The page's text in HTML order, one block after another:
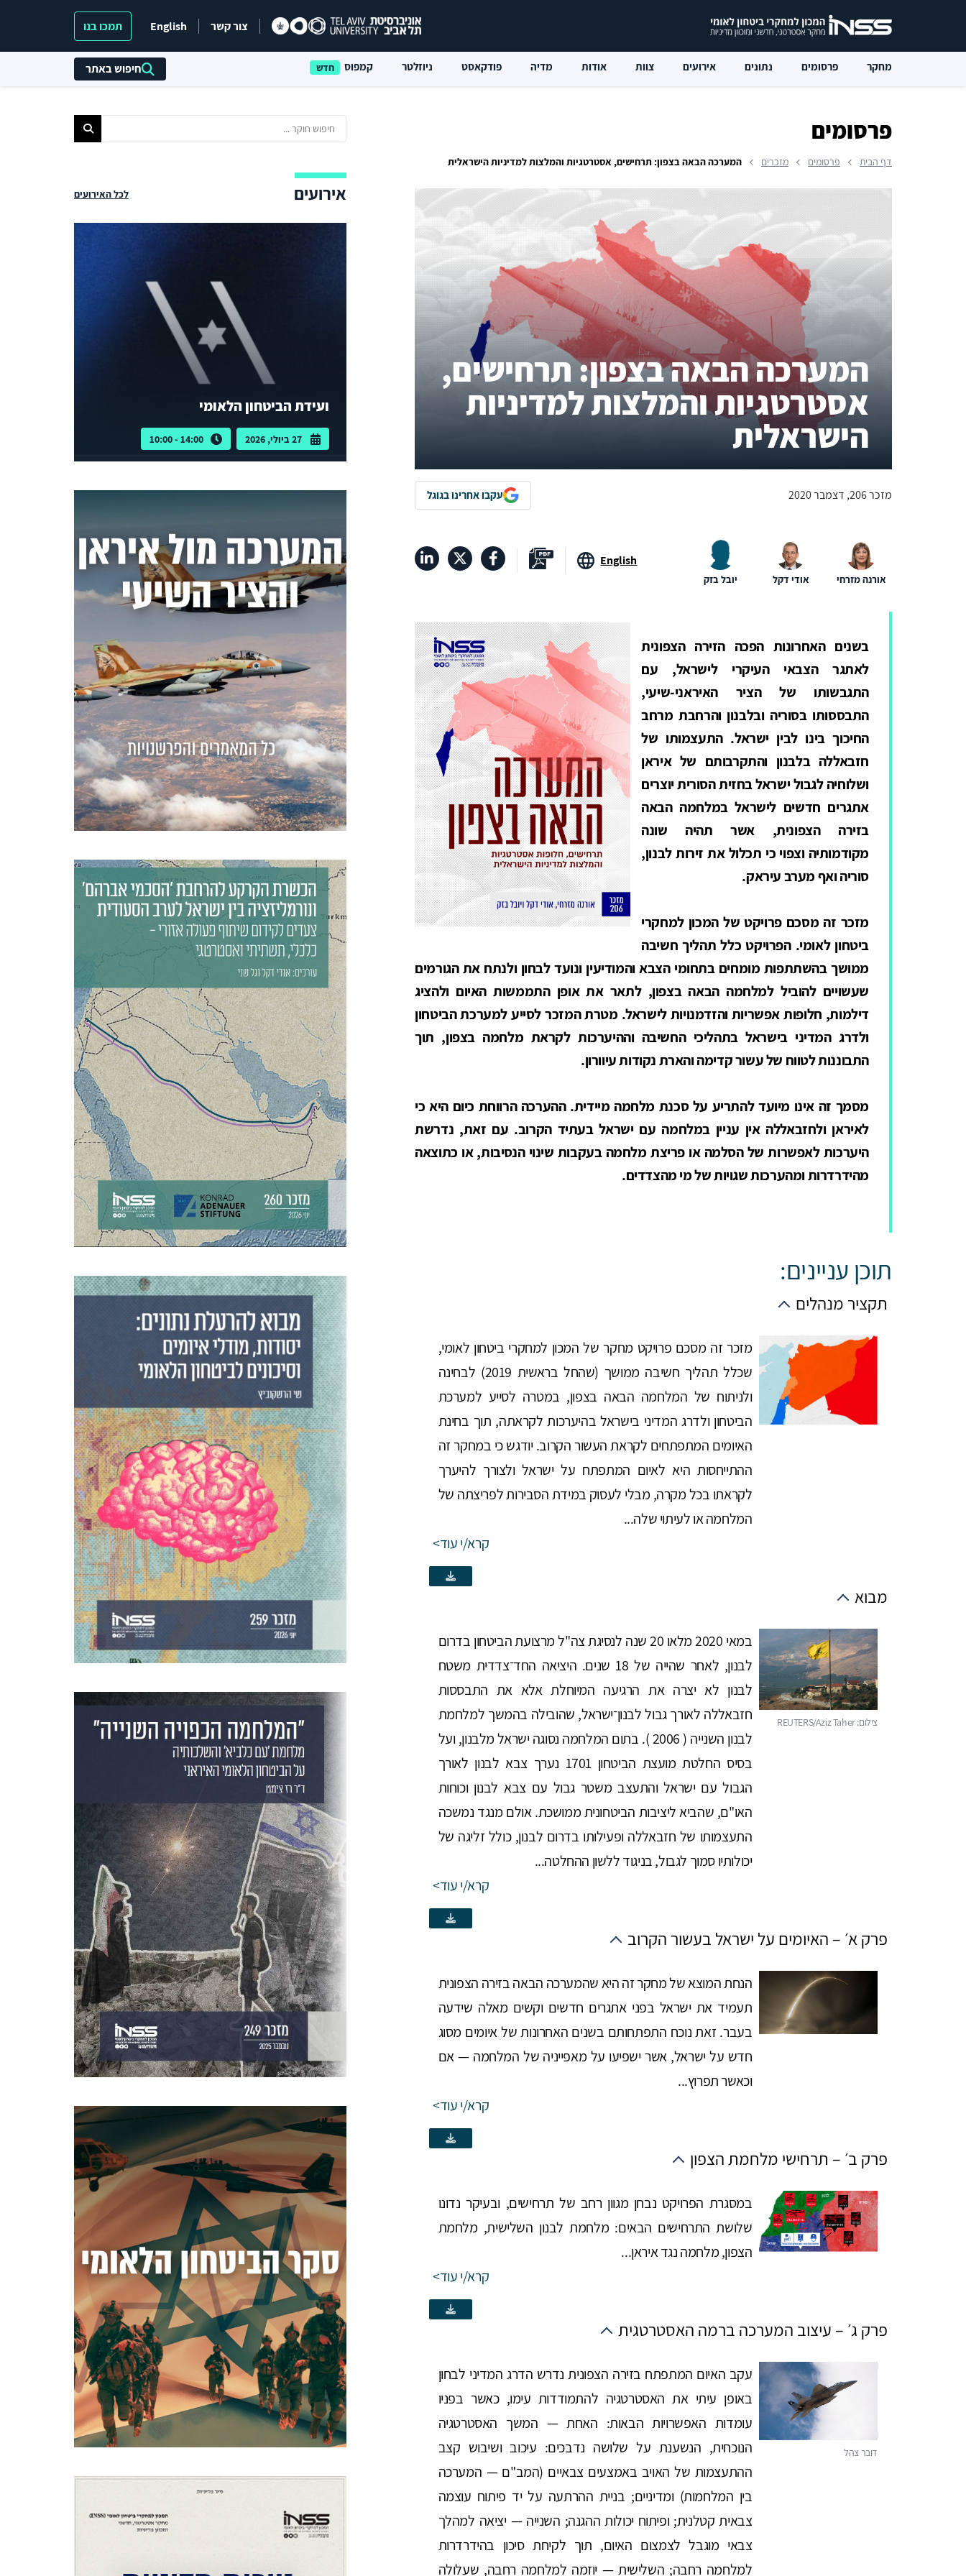
צור קשר English תמכו בנו
מחקר פרסומים נתונים אירועים צוות אודות מדיה פודקאסט ניוזלטר קמפוס חיפוש באתר
פרסומים
דף הבית פרסומים מזכרים המערכה הבאה בצפון: תרחישים, אסטרטגיות והמלצות למדיניות הישראלית
המערכה הבאה בצפון: תרחישים,
אסטרטגיות והמלצות למדיניות
הישראלית
מזכר 206, דצמבר 2020 עקבו אחרינו בגוגל
English
אורנה מזרחי אודי דקל יובל בזק
בשנים האחרונות הפכה הזירה הצפונית
לאתגר הצבאי העיקרי לישראל, עם
התגבשותו של הציר האיראני-שיעי,
התבססותו בסוריה ובלבנון והרחבת מרחב
החיכוך בינו לבין ישראל. התעצמותו של
חזבאללה בלבנון והתקרבותם של איראן
ושלוחיה לגבול ישראל בחזית הסורית יוצרים
אתגרים חדשים לישראל במלחמה הבאה
בזירה הצפונית, אשר תהיה שונה
מקודמותיה וצפוי כי תכלול את זירות לבנון,
סוריה ואף מערב עיראק.
מזכר זה מסכם פרויקט של המכון למחקרי
ביטחון לאומי. הפרויקט כלל תהליך חשיבה
ממושך בהשתתפות מומחים בתחומי הצבא והמודיעין ונועד לבחון ולנתח את הגורמים
שעשויים להוביל למלחמה הבאה בצפון, לתאר את אופן התממשות האיום ולהציג
דילמות, חלופות אפשריות והזדמנויות לישראל. מטרת המזכר לסייע למערכת הביטחון
ולדרג המדיני בישראל בתהליכי החשיבה וההיערכות לקראת מלחמה בצפון, תוך
התבוננות לטווח של עשור קדימה והארת נקודות עיוורון.
מסמך זה אינו מיועד להתריע על סכנת מלחמה מיידית. ההערכה הרווחת כיום היא כי
לאיראן ולחזבאללה אין עניין במלחמה עם ישראל בעתיד הקרוב. עם זאת, נדרשת
היערכות לאפשרות של הסלמה או פריצת מלחמה בעקבות שינוי הנסיבות, או כתוצאה
מהידרדרות ומהערכות שגויות של מי מהצדדים.
תוכן עניינים:
תקציר מנהלים
מזכר זה מסכם פרויקט מחקר של המכון למחקרי ביטחון לאומי,
שכלל תהליך חשיבה ממושך (שהחל בראשית 2019) לבחינה
ולניתוח של המלחמה הבאה בצפון, במטרה לסייע למערכת
הביטחון ולדרג המדיני בישראל בהיערכות לקראתה, תוך בחינת
האיומים המתפתחים לקראת העשור הקרוב. יודגש כי במחקר זה
ההתייחסות היא לאיום המתפתח על ישראל ולצורך להיערך
לקראתו בכל מקרה, מבלי לעסוק במידת הסבירות לפריצתה של
המלחמה או לעיתוי שלה...
קרא/י עוד
מבוא
במאי 2020 מלאו 20 שנה לנסיגת צה"ל מרצועת הביטחון בדרום
לבנון, לאחר שהייה של 18 שנים. היציאה החד־צדדית משטח
לבנון לא יצרה את הרגיעה המיוחלת אלא את התבססות
חזבאללה לאורך גבול לבנון־ישראל, שהובילה בהמשך למלחמת
לבנון השנייה ( 2006 ). בתום המלחמה נסוגה ישראל מלבנון, ועל
בסיס החלטת מועצת הביטחון 1701 נערך צבא לבנון לאורך
הגבול עם ישראל והתעצב משטר גבול עם צבא לבנון וכוחות
האו"ם, שהביא ליציבות הביטחונית ממושכת. אולם מנגד נמשכה
התעצמותו של חזבאללה ופעילותו בדרום לבנון, כולל זליגה של
יכולותיו סמוך לגבול, בניגוד ללשון ההחלטה...
קרא/י עוד
פרק א׳ – האיומים על ישראל בעשור הקרוב
הנחת המוצא של מחקר זה היא שהמערכה הבאה בזירה הצפונית
תעמיד את ישראל בפני אתגרים חדשים וקשים מאלה שידעה
בעבר. זאת נוכח התפתחותם בשנים האחרונות של איומים מסוג
חדש על ישראל, אשר ישפיעו על מאפייניה של המלחמה — אם
וכאשר תפרוץ...
קרא/י עוד
פרק ב׳ – תרחישי מלחמת הצפון
במסגרת הפרויקט נבחן מגוון רחב של תרחישים, ובעיקר נדונו
שלושת התרחישים הבאים: מלחמת לבנון השלישית, מלחמת
הצפון, מלחמה נגד איראן...
קרא/י עוד
פרק ג׳ – עיצוב המערכה ברמה האסטרטגית
עקב האיום המתפתח בזירה הצפונית נדרש הדרג המדיני לבחון
באופן עיתי את האסטרטגיה להתמודדות עימו, כאשר בפניו
עומדות האפשרויות הבאות: האחת — המשך האסטרטגיה
הנוכחית, הנשענת על שלושה נדבכים: עיכוב ושיבוש קצב
ההתעצמות של האויב באמצעים צבאיים (המב"ם — המערכה
בין המלחמות) ומדיניים; בניית ההרתעה על יד פיתוח עוצמה
צבאית קטלנית; ופיתוח יכולות ההגנה; השנייה — יציאה למהלך
צבאי מוגבל לצמצום האיום, תוך לקיחת סיכון בהידרדרות
למלחמה רחבה; השלישית — יוזמה למלחמה רחבה, שעלולה
אירועים לכל האירועים
ועידת הביטחון הלאומי
27 ביולי, 2026 14:00 - 10:00